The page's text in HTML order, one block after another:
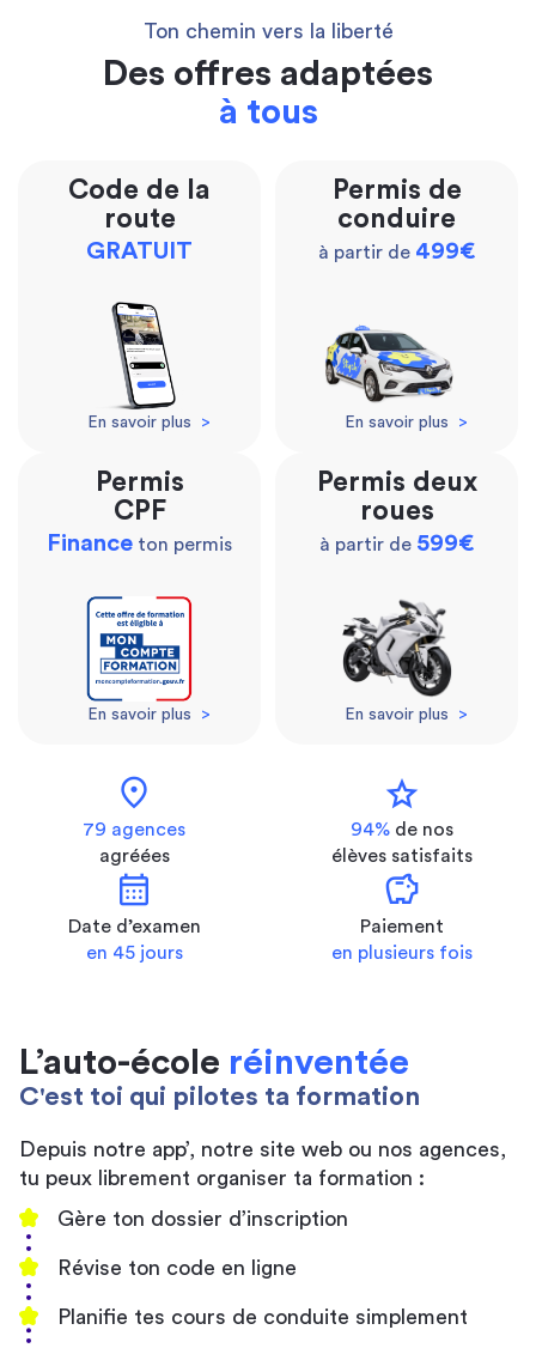
Ton chemin vers la liberté
Des offres adaptées
à tous
Code de la
route
GRATUIT
En savoir plus >
Permis de
conduire
à partir de 499€
En savoir plus >
Permis
CPF
Finance ton permis
En savoir plus >
Permis deux
roues
à partir de 599€
En savoir plus >
location_on
79 agences
agréées
star
94% de nos
élèves satisfaits
calendar_month
Date d’examen
en 45 jours
savings
Paiement
en plusieurs fois
L’auto-école réinventée
C'est toi qui pilotes ta formation
Depuis notre app’, notre site web ou nos agences,
tu peux librement organiser ta formation :
Gère ton dossier d’inscription
Révise ton code en ligne
Planifie tes cours de conduite simplement